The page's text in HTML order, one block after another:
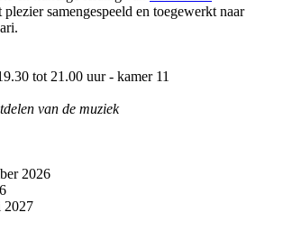
samengespeeld en toegewerkt naar
tot 21.00 uur - kamer 11
van de muziek
2026
2027